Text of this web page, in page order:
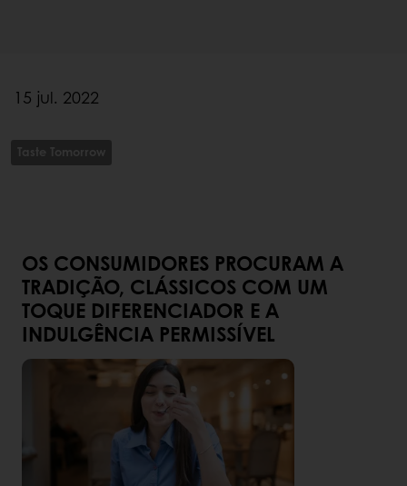
15 jul. 2022
Taste Tomorrow
OS CONSUMIDORES PROCURAM A
TRADIÇÃO, CLÁSSICOS COM UM
TOQUE DIFERENCIADOR E A
INDULGÊNCIA PERMISSÍVEL